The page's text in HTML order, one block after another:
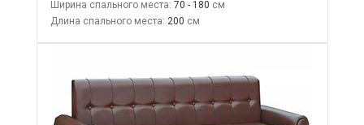
Ширина спального места: 70 - 180
Длина спального места: 200